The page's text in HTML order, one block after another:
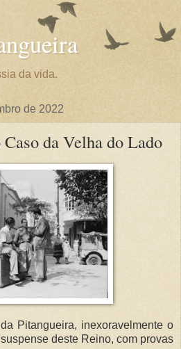
da vida.
de 2022
da Velha do Lado
Pitangueira, inexoravelmente o
deste Reino, com provas